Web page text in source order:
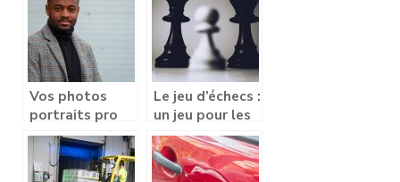
Vos photos
portraits pro
en studio
Le jeu d’échecs :
un jeu pour les
intelligents ou
pour devenir
intelligent ?